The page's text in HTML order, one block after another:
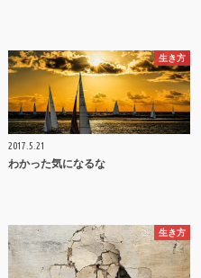
生き方
2017.5.21
わかった気になるな
生き方